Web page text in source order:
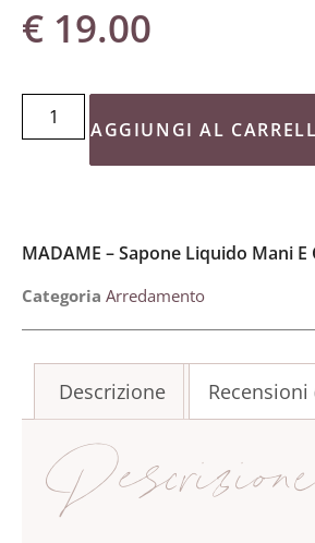
€ 19.00
AGGIUNGI AL
MADAME – Sapone Liquido Mani
Categoria Arredamento
Descrizione Recensioni